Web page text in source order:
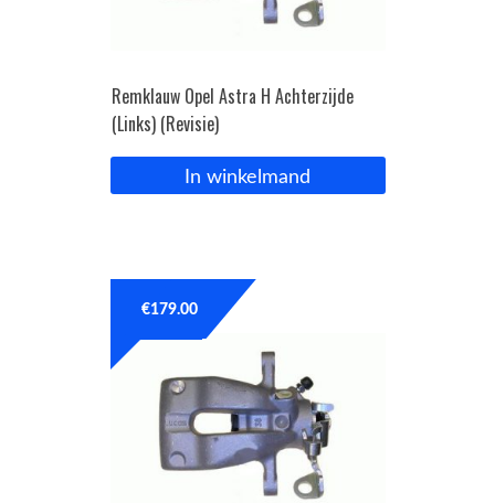
Inloggen / Registreren
Remklauw Opel Astra H Achterzijde
(Links) (Revisie)
In winkelmand
€179.00